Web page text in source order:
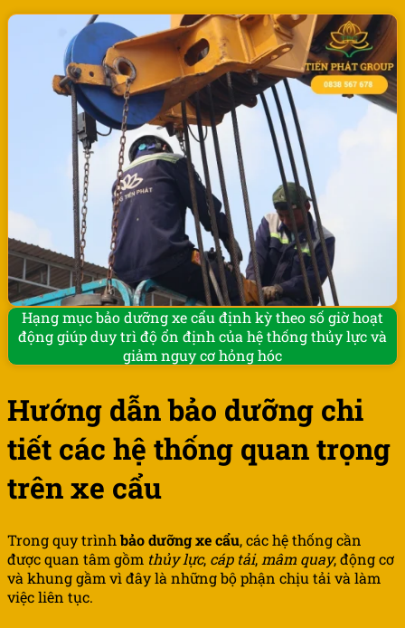
Hạng mục bảo dưỡng xe cẩu định kỳ theo số giờ hoạt
động giúp duy trì độ ổn định của hệ thống thủy lực và
giảm nguy cơ hỏng hóc
Hướng dẫn bảo dưỡng chi
tiết các hệ thống quan trọng
trên xe cẩu
Trong quy trìnhbảo dưỡng xe cẩu, các hệ thống cần
được quan tâm gồm thủy lực, cáp tải, mâm quay, động cơ
và khung gầm vì đây là những bộ phận chịu tải và làm
việc liên tục.